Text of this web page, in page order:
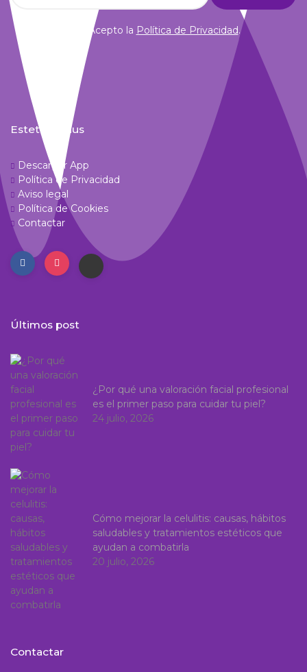
Acepto la Política de Privacidad.
Estetic Venus
Descargar App
Política de Privacidad
Aviso legal
Política de Cookies
Contactar
Últimos post
¿Por qué una valoración facial profesional
es el primer paso para cuidar tu piel?
24 julio, 2026
Cómo mejorar la celulitis: causas, hábitos
saludables y tratamientos estéticos que
ayudan a combatirla
20 julio, 2026
Contactar